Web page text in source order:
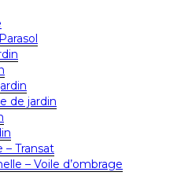
de jardin
– Transat
– Voile d’ombrage